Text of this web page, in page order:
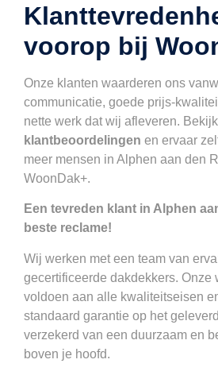
voorop bij
Onze klanten waarderen ons
communicatie, goede prijs-
nette werk dat wij afleveren.
klantbeoordelingen en ervaar
meer mensen in Alphen aan den
WoonDak+.
Een tevreden klant in Alphen
beste reclame!
Wij werken met een team van
gecertificeerde dakdekkers. Onze
voldoen aan alle kwaliteitseisen
standaard garantie op het
verzekerd van een duurzaam en
boven je hoofd.